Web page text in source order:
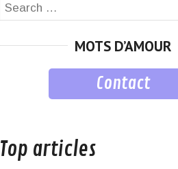
Search
MOTS D’AMOUR
Contact
Top articles